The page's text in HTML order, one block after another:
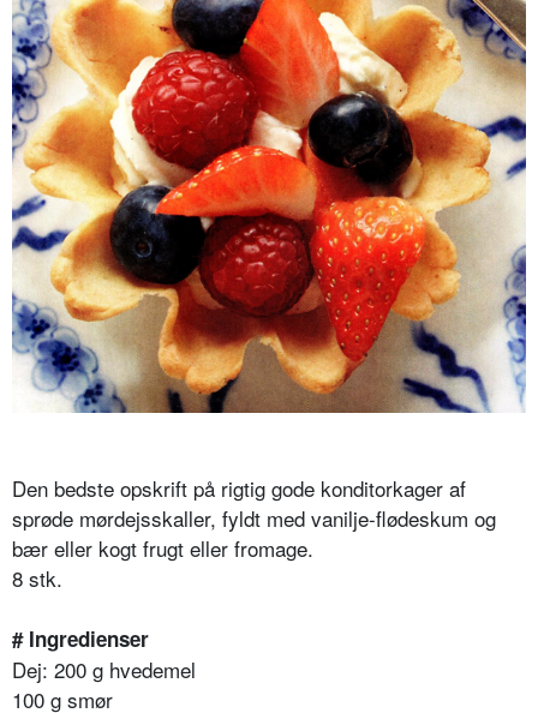
Den bedste opskrift på rigtig gode konditorkager af
sprøde mørdejsskaller, fyldt med vanilje-flødeskum og
bær eller kogt frugt eller fromage.
8 stk.
# Ingredienser
Dej: 200 g hvedemel
100 g smør